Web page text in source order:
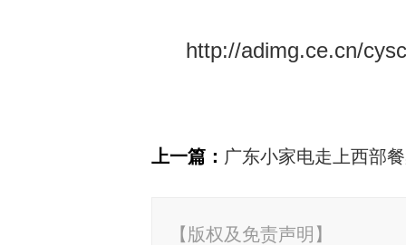
http://adimg.ce.cn/
上一篇： 广东小家电走上西部
【版权及免责声明】